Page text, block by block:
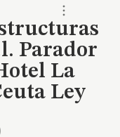
Parador
La
Ley